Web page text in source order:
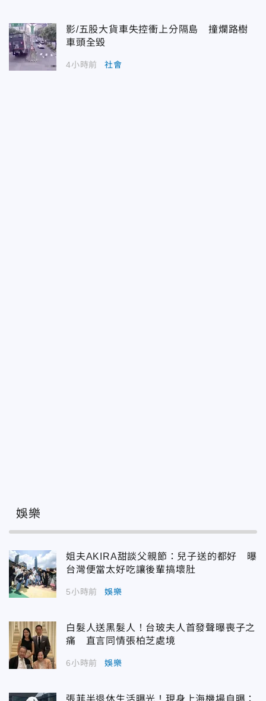
影/五股大貨車失控衝上分隔島 撞爛路樹
車頭全毀
4小時前 社會
娛樂
姐夫AKIRA甜談父親節：兒子送的都好 曝
台灣便當太好吃讓後輩搞壞肚
5小時前 娛樂
白髮人送黑髮人！台玻夫人首發聲曝喪子之
痛 直言同情張柏芝處境
6小時前 娛樂
張菲半退休生活曝光！現身上海機場自曝：